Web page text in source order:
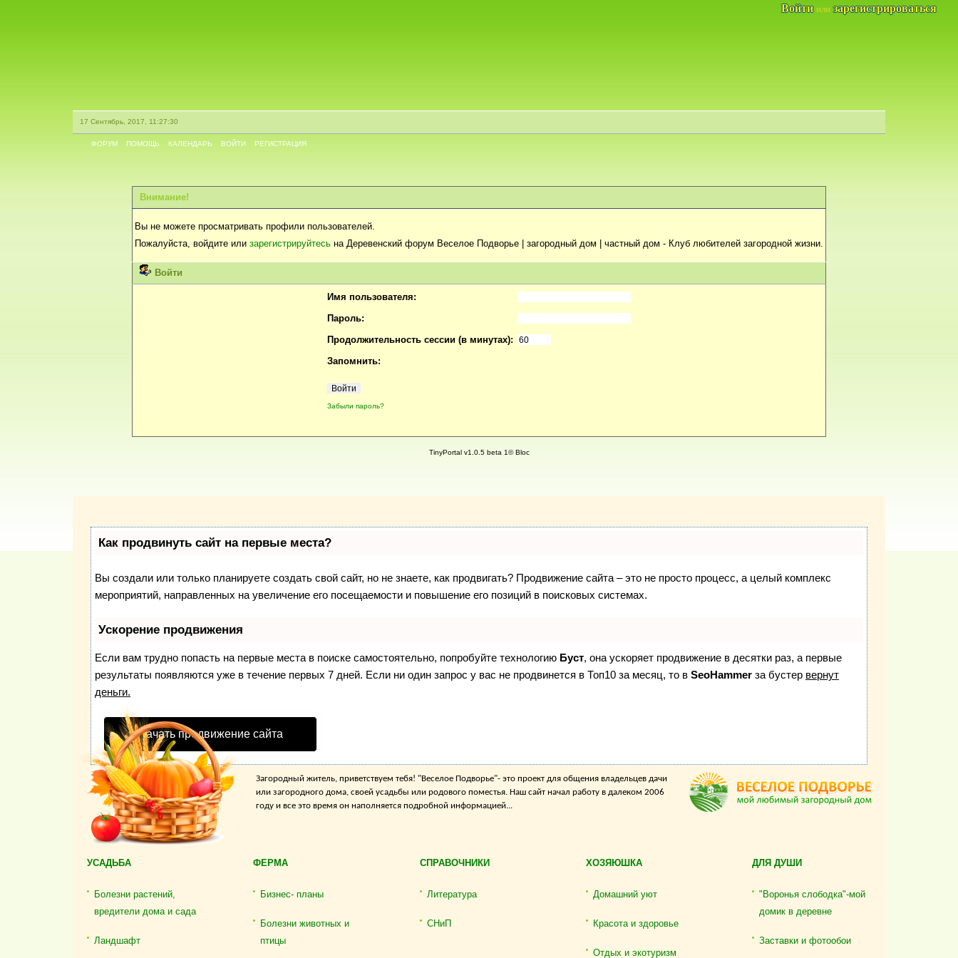
Войти или зарегистрироваться
17 Сентябрь, 2017, 11:27:30
ФОРУМ ПОМОЩЬ КАЛЕНДАРЬ ВОЙТИ РЕГИСТРАЦИЯ
Внимание!
Вы не можете просматривать профили пользователей.
Пожалуйста, войдите или зарегистрируйтесь на Деревенский форум Веселое Подворье | загородный дом | частный дом - Клуб любителей загородной жизни.
Войти
Имя пользователя:
Пароль:
Продолжительность сессии (в минутах):
Запомнить:
Забыли пароль?
TinyPortal v1.0.5 beta 1© Bloc
Как продвинуть сайт на первые места?
Вы создали или только планируете создать свой сайт, но не знаете, как продвигать? Продвижение сайта – это не просто процесс, а целый комплекс
мероприятий, направленных на увеличение его посещаемости и повышение его позиций в поисковых системах.
Ускорение продвижения
Если вам трудно попасть на первые места в поиске самостоятельно, попробуйте технологию Буст, она ускоряет продвижение в десятки раз, а первые
результаты появляются уже в течение первых 7 дней. Если ни один запрос у вас не продвинется в Топ10 за месяц, то в SeoHammer за бустер вернут
деньги.
Начать продвижение сайта
Загородный житель, приветствуем тебя! "Веселое Подворье"- это проект для общения владельцев дачи
или загородного дома, своей усадьбы или родового поместья. Наш сайт начал работу в далеком 2006
году и все это время он наполняется подробной информацией...
УСАДЬБА
Болезни растений,
вредители дома и сада
Ландшафт
ФЕРМА
Бизнес- планы
Болезни животных и
птицы
СПРАВОЧНИКИ
Литература
СНиП
ХОЗЯЮШКА
Домашний уют
Красота и здоровье
Отдых и экотуризм
ДЛЯ ДУШИ
"Воронья слободка"-мой
домик в деревне
Заставки и фотообои